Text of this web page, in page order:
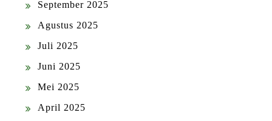
September 2025
Agustus 2025
Juli 2025
Juni 2025
Mei 2025
April 2025